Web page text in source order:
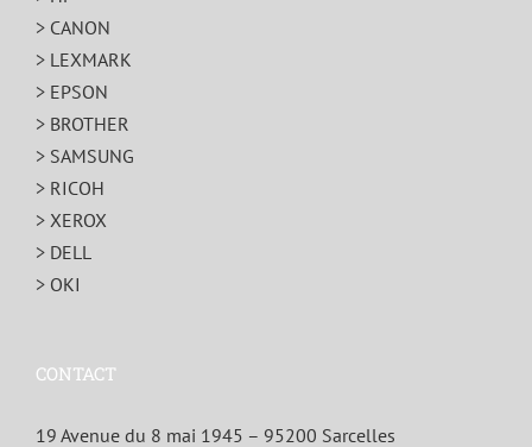
> CANON
> LEXMARK
> EPSON
> BROTHER
> SAMSUNG
> RICOH
> XEROX
> DELL
> OKI
CONTACT
19 Avenue du 8 mai 1945 – 95200 Sarcelles